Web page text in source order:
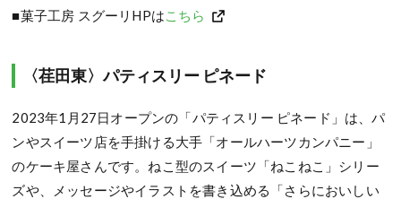
■菓子工房 スグーリHPはこちら
〈荏田東〉パティスリー ピネード
2023年1月27日オープンの「パティスリー ピネード」は、パ
ンやスイーツ店を手掛ける大手「オールハーツカンパニー」
のケーキ屋さんです。ねこ型のスイーツ「ねこねこ」シリー
ズや、メッセージやイラストを書き込める「さらにおいしい